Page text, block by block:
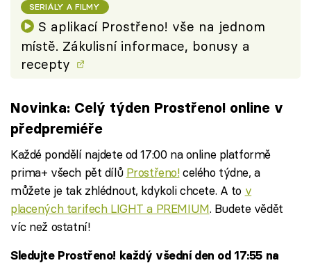
SERIÁLY A FILMY
S aplikací Prostřeno! vše na jednom
místě. Zákulisní informace, bonusy a
recepty
Novinka: Celý týden Prostřeno! online v
předpremiéře
Každé pondělí najdete od 17:00 na online platformě
prima+ všech pět dílů Prostřeno!celého týdne, a
můžete je tak zhlédnout, kdykoli chcete. A to v
placených tarifech LIGHT a PREMIUM. Budete vědět
víc než ostatní!
Sledujte Prostřeno! každý všední den od 17:55 na